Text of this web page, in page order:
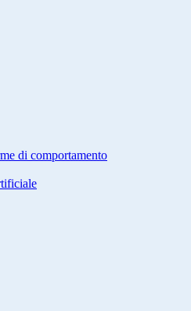
di comportamento